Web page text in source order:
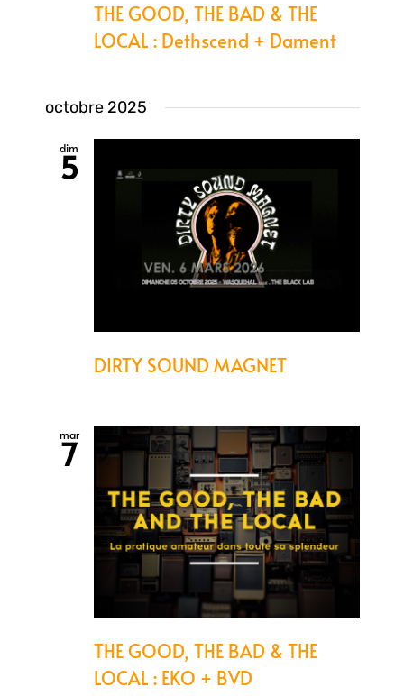
THE GOOD, THE BAD & THE
LOCAL : Dethscend + Dament
octobre 2025
dim
5
DIRTY SOUND MAGNET
mar
7
THE GOOD, THE BAD & THE
LOCAL : EKO + BVD